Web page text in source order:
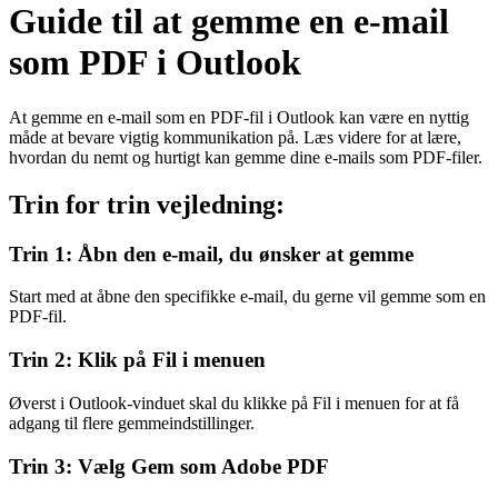
Guide til at gemme en e-mail
som PDF i Outlook
At gemme en e-mail som en PDF-fil i Outlook kan være en nyttig
måde at bevare vigtig kommunikation på. Læs videre for at lære,
hvordan du nemt og hurtigt kan gemme dine e-mails som PDF-filer.
Trin for trin vejledning:
Trin 1: Åbn den e-mail, du ønsker at gemme
Start med at åbne den specifikke e-mail, du gerne vil gemme som en
PDF-fil.
Trin 2: Klik på Fil i menuen
Øverst i Outlook-vinduet skal du klikke på Fil i menuen for at få
adgang til flere gemmeindstillinger.
Trin 3: Vælg Gem som Adobe PDF